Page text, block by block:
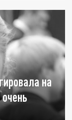
на